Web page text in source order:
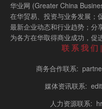
华业网 (Greater China
在华贸易、投资与业务发展；
最新企业动态和行业趋势；分
为各方在华取得商业成功，促
联 系 我 们
商务合作联系:
媒体资讯联系:
人力资源联系: